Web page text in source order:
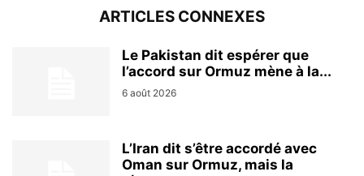
ARTICLES CONNEXES
Le Pakistan dit espérer que
l’accord sur Ormuz mène à la...
6 août 2026
L’Iran dit s’être accordé avec
Oman sur Ormuz, mais la